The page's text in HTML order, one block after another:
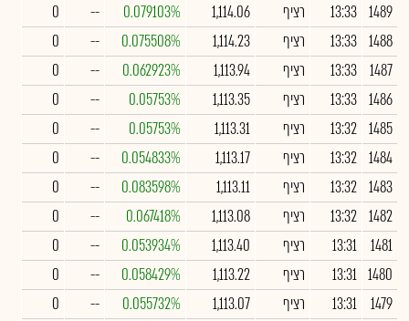
1489
13:33 רציף 1,114.06
0.079103%
--
0
1488
13:33 רציף 1,114.23
0.075508%
--
0
1487
13:33 רציף 1,113.94
0.062923%
--
0
1486
13:33 רציף 1,113.35
0.05753%
--
0
1485
13:32 רציף 1,113.31
0.05753%
--
0
1484
13:32 רציף 1,113.17
0.054833%
--
0
1483
13:32 רציף 1,113.11
0.083598%
--
0
1482
13:32 רציף 1,113.08
0.067418%
--
0
1481
13:31 רציף 1,113.40
0.053934%
--
0
1480
13:31 רציף 1,113.22
0.058429%
--
0
1479
13:31 רציף 1,113.07
0.055732%
--
0